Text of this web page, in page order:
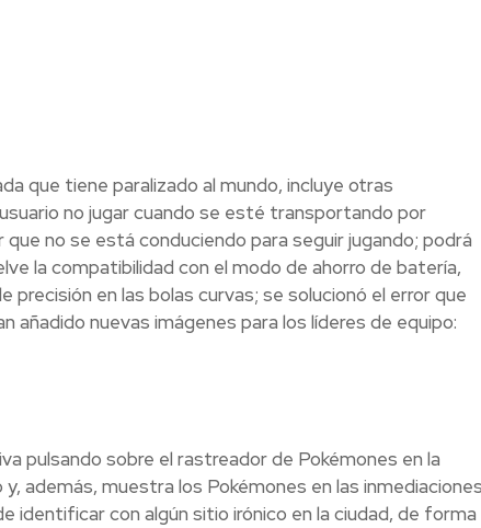
que tiene paralizado al mundo, incluye otras
no jugar cuando se esté transportando por
no se está conduciendo para seguir jugando; podrá
la compatibilidad con el modo de ahorro de batería,
precisión en las bolas curvas; se solucionó el error que
añadido nuevas imágenes para los líderes de equipo:
pulsando sobre el rastreador de Pokémones en la
además, muestra los Pokémones en las inmediaciones
con algún sitio irónico en la ciudad, de forma